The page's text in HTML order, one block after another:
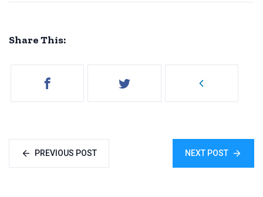
Share This:
PREVIOUS POST NEXT POST